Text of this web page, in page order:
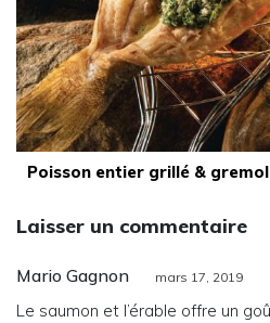
Poisson entier grillé &
Laisser un commentaire
Mario Gagnon mars 17, 2019
Le saumon et l’érable offre un